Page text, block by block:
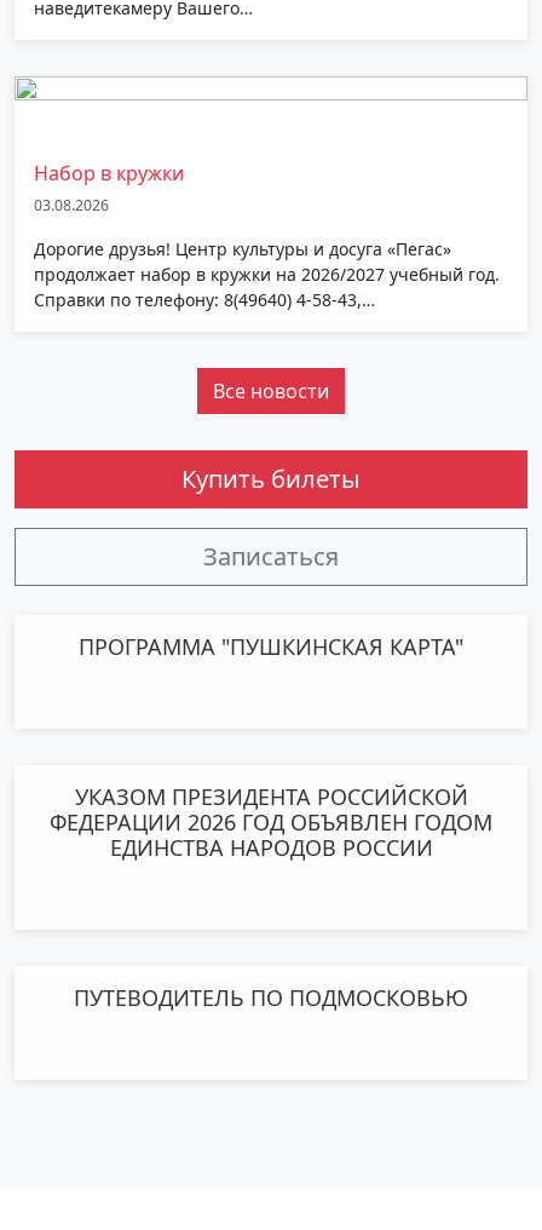
наведитекамеру Вашего…
Набор в кружки
03.08.2026
Дорогие друзья! Центр культуры и досуга «Пегас»
продолжает набор в кружки на 2026/2027 учебный год.
Справки по телефону: 8(49640) 4-58-43,…
Все новости
Купить билеты
Записаться
ПРОГРАММА "ПУШКИНСКАЯ КАРТА"
УКАЗОМ ПРЕЗИДЕНТА РОССИЙСКОЙ
ФЕДЕРАЦИИ 2026 ГОД ОБЪЯВЛЕН ГОДОМ
ЕДИНСТВА НАРОДОВ РОССИИ
ПУТЕВОДИТЕЛЬ ПО ПОДМОСКОВЬЮ